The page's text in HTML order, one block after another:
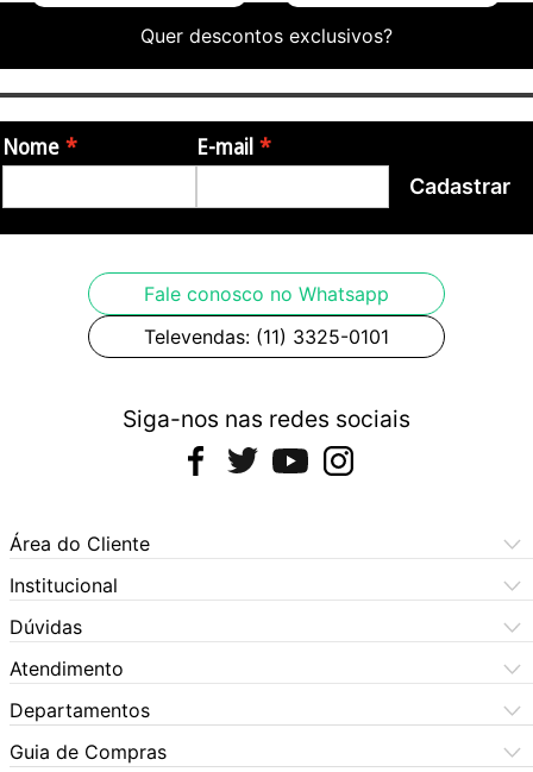
Quer descontos exclusivos?
Nome E-mail
Cadastrar
Fale conosco no Whatsapp
Televendas: (11) 3325-0101
Siga-nos nas redes sociais
Área do Cliente
Meus Pedidos
Meus Dados
Institucional
Central de Atendimento
Dúvidas Frequentes
Formas de Pagamento
Política de Privacidade
Quem Somos
Dúvidas
Como Comprar
Dúvidas Frequentes
Política de Cookies
Política de Privacidade
Atendimento
(11) 3060-6100
Segunda à sexta das 9h às 17:30h
Sábados das 9h às 17h
X5 Rua do Seminário
Departamentos
Automotivo
Guia de Compras